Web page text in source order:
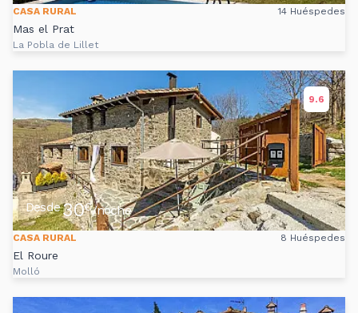
CASA RURAL 14 Huéspedes
Mas el Prat
La Pobla de Lillet
9.6
Desde30€/noche
CASA RURAL 8 Huéspedes
El Roure
Molló